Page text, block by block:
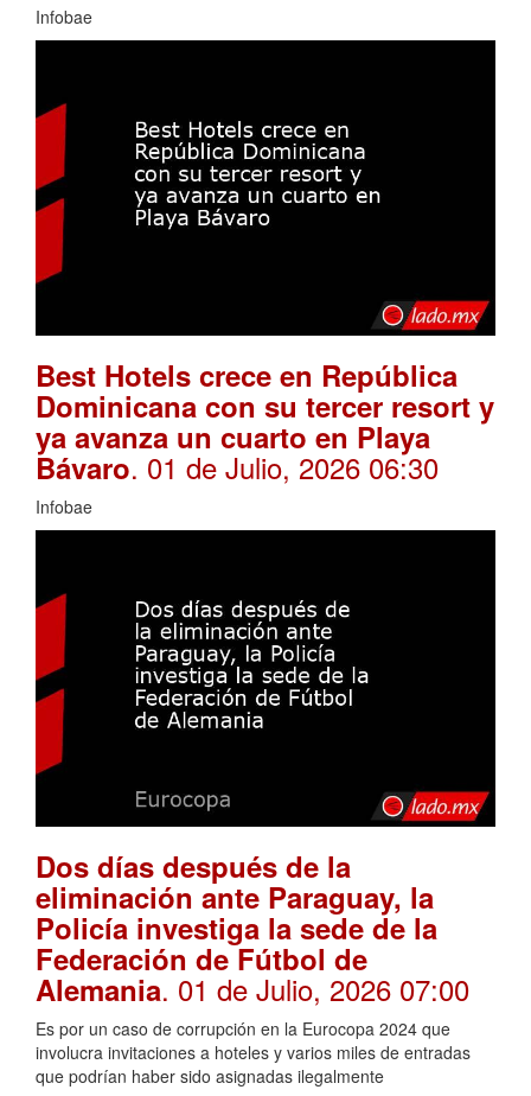
Infobae
Best Hotels crece en República
Dominicana con su tercer resort y
ya avanza un cuarto en Playa
Bávaro. 01 de Julio, 2026 06:30
Infobae
Dos días después de la
eliminación ante Paraguay, la
Policía investiga la sede de la
Federación de Fútbol de
Alemania. 01 de Julio, 2026 07:00
Es por un caso de corrupción en la Eurocopa 2024 que
involucra invitaciones a hoteles y varios miles de entradas
que podrían haber sido asignadas ilegalmente